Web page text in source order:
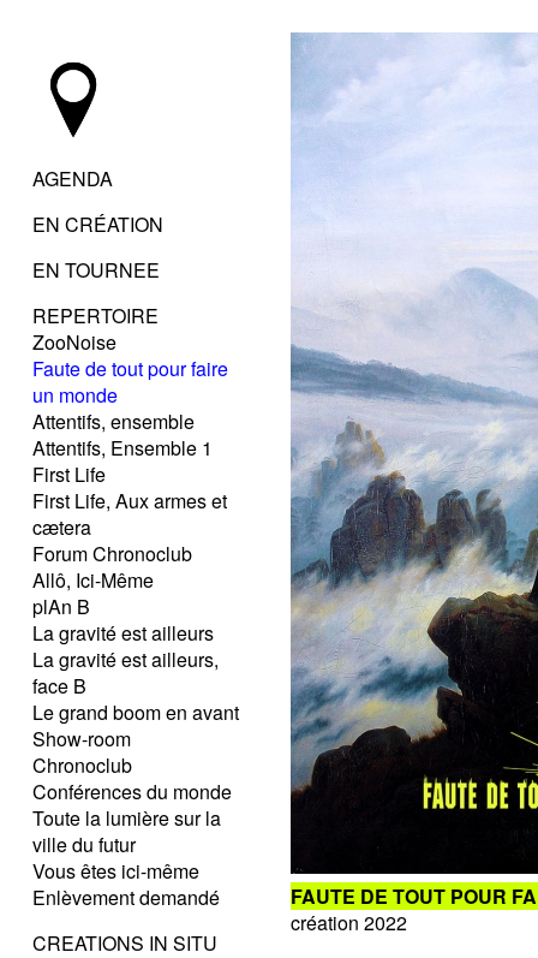
AGENDA
EN CRÉATION
EN TOURNEE
REPERTOIRE
ZooNoise
Faute de tout pour faire
un monde
Attentifs, ensemble
Attentifs, Ensemble 1
First Life
First Life, Aux armes et
cætera
Forum Chronoclub
Allô, Ici-Même
plAn B
La gravité est ailleurs
La gravité est ailleurs,
face B
Le grand boom en avant
Show-room
Chronoclub
Conférences du monde
Toute la lumière sur la
ville du futur
Vous êtes ici-même
Enlèvement demandé
CREATIONS IN SITU
FAUTE DE TOUT POUR
création 2022